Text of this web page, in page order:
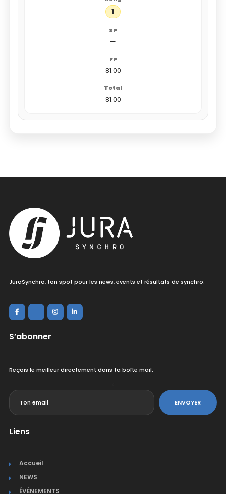
1
—
81.00
81.00
JuraSynchro, ton spot pour les news, events et résultats de synchro.
S’abonner
Reçois le meilleur directement dans ta boîte mail.
ENVOYER
Liens
Accueil
NEWS
ÉVÉNEMENTS